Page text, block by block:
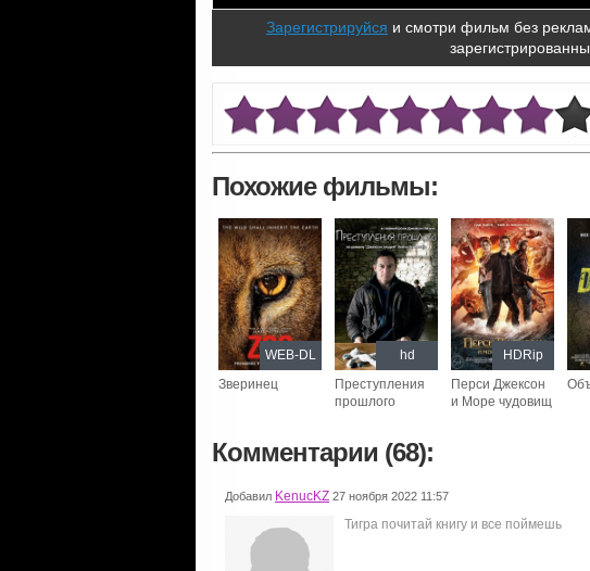
Зарегистрируйся и смотри фильм без
Похожие фильмы:
Зверинец
WEB-DL
Преступления
прошлого
hd
Перси Джексон
и Море чудовищ
HDRip
Комментарии (68):
Добавил KenucKZ 27 ноября 2022 11:57
Тигра почитай книгу и все поймешь